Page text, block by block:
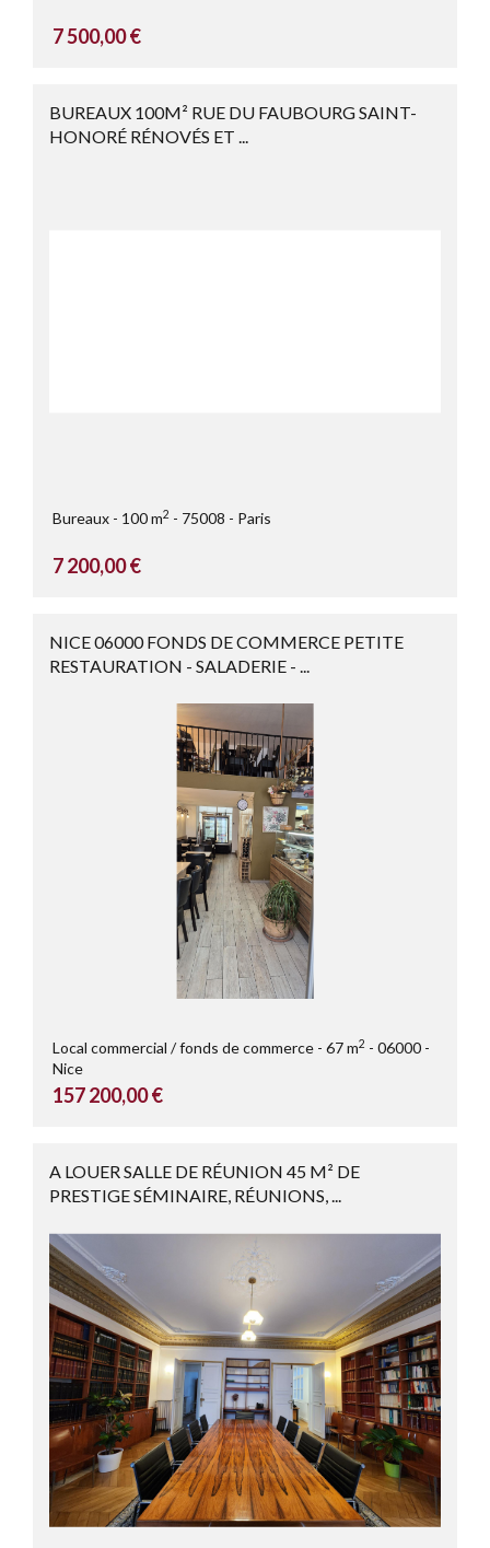
7 500,00 €
BUREAUX 100M² RUE DU FAUBOURG SAINT-
HONORÉ RÉNOVÉS ET ...
Bureaux 100 m2 75008 Paris
7 200,00 €
NICE 06000 FONDS DE COMMERCE PETITE
RESTAURATION - SALADERIE - ...
Local commercial / fonds de commerce 67 m2
06000
Nice
157 200,00 €
A LOUER SALLE DE RÉUNION 45 M² DE
PRESTIGE SÉMINAIRE, RÉUNIONS, ...